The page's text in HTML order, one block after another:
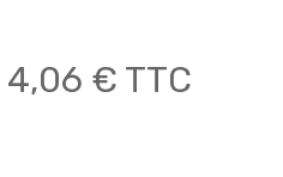
4,06 € TTC